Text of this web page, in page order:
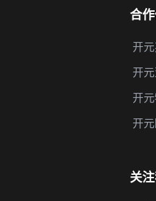
合
开
开
开
开
关